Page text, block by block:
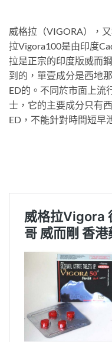
威格拉（VIGORA），又
拉Vigora100是由印度
拉是正宗的印度版威而
到的，單壹成分是西地
ED的。不同於市面上流
士，它的主要成分只有
ED，不能針對時間短早